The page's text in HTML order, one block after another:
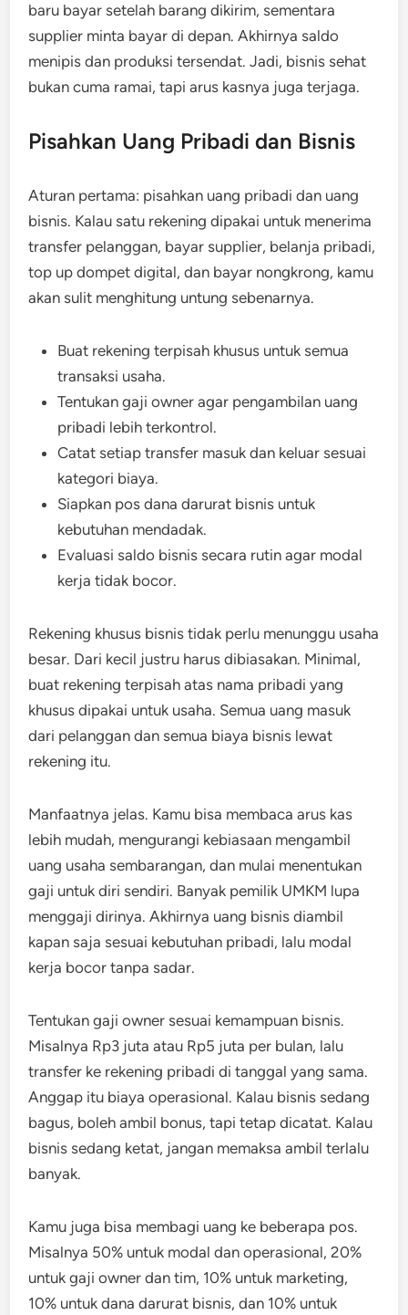
baru bayar setelah barang dikirim, sementara
supplier minta bayar di depan. Akhirnya saldo
menipis dan produksi tersendat. Jadi, bisnis sehat
bukan cuma ramai, tapi arus kasnya juga terjaga.
Pisahkan Uang Pribadi dan Bisnis
Aturan pertama: pisahkan uang pribadi dan uang
bisnis. Kalau satu rekening dipakai untuk menerima
transfer pelanggan, bayar supplier, belanja pribadi,
top up dompet digital, dan bayar nongkrong, kamu
akan sulit menghitung untung sebenarnya.
Buat rekening terpisah khusus untuk semua
transaksi usaha.
Tentukan gaji owner agar pengambilan uang
pribadi lebih terkontrol.
Catat setiap transfer masuk dan keluar sesuai
kategori biaya.
Siapkan pos dana darurat bisnis untuk
kebutuhan mendadak.
Evaluasi saldo bisnis secara rutin agar modal
kerja tidak bocor.
Rekening khusus bisnis tidak perlu menunggu usaha
besar. Dari kecil justru harus dibiasakan. Minimal,
buat rekening terpisah atas nama pribadi yang
khusus dipakai untuk usaha. Semua uang masuk
dari pelanggan dan semua biaya bisnis lewat
rekening itu.
Manfaatnya jelas. Kamu bisa membaca arus kas
lebih mudah, mengurangi kebiasaan mengambil
uang usaha sembarangan, dan mulai menentukan
gaji untuk diri sendiri. Banyak pemilik UMKM lupa
menggaji dirinya. Akhirnya uang bisnis diambil
kapan saja sesuai kebutuhan pribadi, lalu modal
kerja bocor tanpa sadar.
Tentukan gaji owner sesuai kemampuan bisnis.
Misalnya Rp3 juta atau Rp5 juta per bulan, lalu
transfer ke rekening pribadi di tanggal yang sama.
Anggap itu biaya operasional. Kalau bisnis sedang
bagus, boleh ambil bonus, tapi tetap dicatat. Kalau
bisnis sedang ketat, jangan memaksa ambil terlalu
banyak.
Kamu juga bisa membagi uang ke beberapa pos.
Misalnya 50% untuk modal dan operasional, 20%
untuk gaji owner dan tim, 10% untuk marketing,
10% untuk dana darurat bisnis, dan 10% untuk